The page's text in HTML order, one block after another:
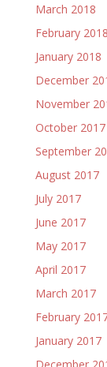
March 2018
February 2018
January 2018
December
November
October 2017
September
August 2017
July 2017
June 2017
May 2017
April 2017
March 2017
February
January 2017